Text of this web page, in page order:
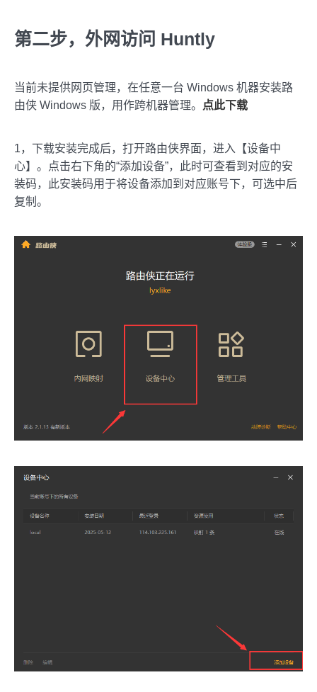
第二步，外网访问 Huntly
当前未提供网页管理，在任意一台 Windows 机器安装路
由侠 Windows 版，用作跨机器管理。 点此下载
1，下载安装完成后，打开路由侠界面，进入【设备中
心】。点击右下角的“添加设备”，此时可查看到对应的安
装码，此安装码用于将设备添加到对应账号下，可选中后
复制。